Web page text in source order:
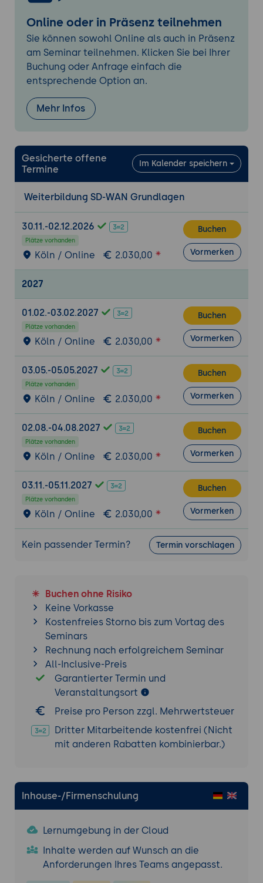
SD-WAN, einschließlich der
Anwendungssicherheit,
Sicherheitsrichtlinien, die in einem SD-
WAN-System implementiert werden
können.
Migration auf SD-WAN
Migration von bestehenden
Verfahren, Herausforderungen und Tipps
für eine erfolgreiche Migration.
zukünftige Entwicklung von SD-WAN und
Zukunft positionieren wird.
Online oder in Präsenz teilnehmen
Sie können sowohl Online als auch in Präsenz
am Seminar teilnehmen. Klicken Sie bei Ihrer
Buchung oder Anfrage einfach die
entsprechende Option an.
Mehr Infos
Gesicherte offene
Termine
Im Kalender speichern
Weiterbildung SD-WAN Grundlagen
30.11.-02.12.2026
Plätze vorhanden
Köln / Online 2.030,00
Buchen
Vormerken
2027
01.02.-03.02.2027
Plätze vorhanden
Köln / Online 2.030,00
Buchen
Vormerken
03.05.-05.05.2027
Plätze vorhanden
Köln / Online 2.030,00
Buchen
Vormerken
02.08.-04.08.2027
Plätze vorhanden
Köln / Online 2.030,00
Buchen
Vormerken
03.11.-05.11.2027
Plätze vorhanden
Köln / Online 2.030,00
Buchen
Vormerken
Kein passender Termin? Termin vorschlagen
Buchen ohne Risiko
Keine Vorkasse
Kostenfreies Storno bis zum Vortag des
Seminars
Rechnung nach erfolgreichem Seminar
All-Inclusive-Preis
Garantierter Termin und
Veranstaltungsort
Preise pro Person zzgl. Mehrwertsteuer
Dritter Mitarbeitende kostenfrei (Nicht
mit anderen Rabatten kombinierbar.)
Inhouse-/Firmenschulung
Lernumgebung in der Cloud
Inhalte werden auf Wunsch an die
Anforderungen Ihres Teams angepasst.